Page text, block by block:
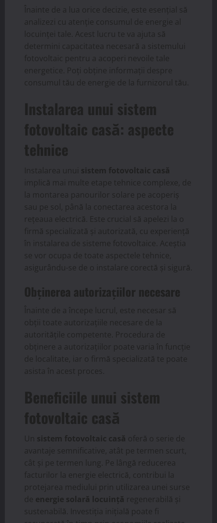
Înainte de a lua orice decizie, este esențial să
analizezi cu atenție consumul de energie al
locuinței tale. Acest lucru te va ajuta să
determini capacitatea necesară a sistemului
fotovoltaic pentru a acoperi nevoile tale
energetice. Poți obține informații despre
consumul tău de energie de la furnizorul tău.
Instalarea unui sistem
fotovoltaic casă: aspecte
tehnice
Instalarea unui sistem fotovoltaic casă
implică mai multe etape tehnice complexe, de
la montarea panourilor solare pe acoperiș
sau pe sol, până la conectarea acestora la
rețeaua electrică. Este crucial să apelezi la o
firmă specializată și autorizată, cu experiență
în instalarea de sisteme fotovoltaice. Aceștia
se vor ocupa de toate aspectele tehnice,
asigurându-se de o instalare corectă și sigură.
Obținerea autorizațiilor necesare
Înainte de a începe lucrul, este necesar să
obții toate autorizațiile necesare de la
autoritățile competente. Procedura de
obținere a autorizațiilor poate varia în funcție
de localitate, iar o firmă specializată te poate
asista în acest proces.
Beneficiile unui sistem
fotovoltaic casă
Un sistem fotovoltaic casă oferă o serie de
avantaje semnificative, atât pe termen scurt,
cât și pe termen lung. Pe lângă reducerea
facturilor la energie electrică, contribui la
protejarea mediului prin utilizarea unei surse
de energie solară locuință regenerabilă și
sustenabilă. Investiția inițială poate fi